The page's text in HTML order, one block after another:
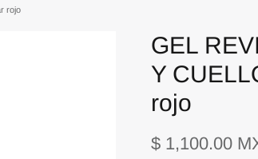
rojo
GEL
Y
rojo
$ 1,100.00